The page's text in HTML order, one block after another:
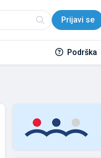
Prijavi se
Podrška